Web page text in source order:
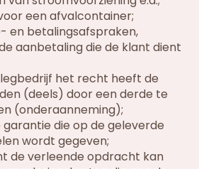
een afvalcontainer;
en betalingsafspraken,
aanbetaling die de klant dient
het recht heeft de
(deels) door een derde te
(onderaanneming);
garantie die op de geleverde
wordt gegeven;
de verleende opdracht kan